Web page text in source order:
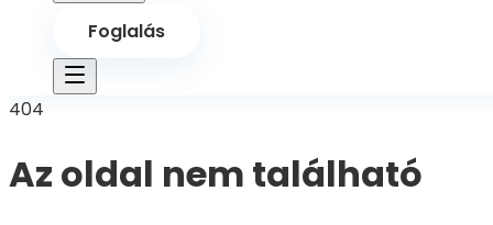
Foglalás
404
Az oldal nem található